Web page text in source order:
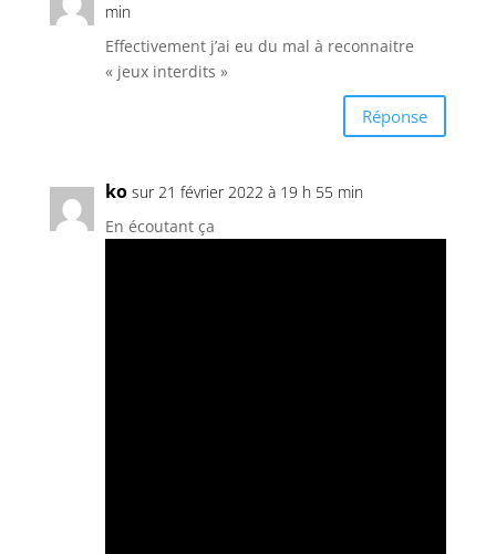
min
Effectivement j’ai eu du mal à reconnaitre
« jeux interdits »
Réponse
ko sur 21 février 2022 à 19 h 55 min
En écoutant ça